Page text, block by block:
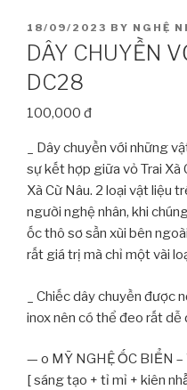
POSTED
ON
18/09/2023 BY NGHỆ
DÂY CHUYỀN
DC28
100,000 đ
_ Dây chuyền với những
sự kết hợp giữa vỏ Trai Xà
Xà Cừ Nâu. 2 loại vật liệu
người nghệ nhân, khi
ốc thô sơ sần xùi bên
rất giá trị mà chỉ một vài
_ Chiếc dây chuyền được
inox nên có thể đeo rất dễ
— o MỸ NGHỆ ỐC BIỂN
[ sáng tạo + tỉ mỉ + kiên